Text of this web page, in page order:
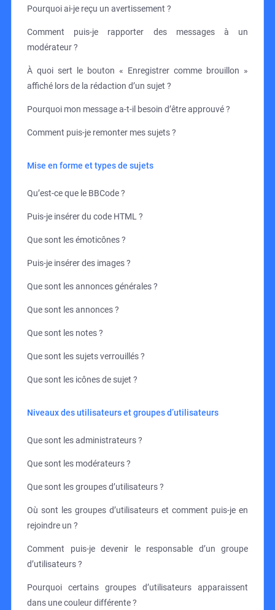
Pourquoi ai-je reçu un avertissement ?
Comment puis-je rapporter des messages à un
modérateur ?
À quoi sert le bouton « Enregistrer comme brouillon »
affiché lors de la rédaction d’un sujet ?
Pourquoi mon message a-t-il besoin d’être approuvé ?
Comment puis-je remonter mes sujets ?
Mise en forme et types de sujets
Qu’est-ce que le BBCode ?
Puis-je insérer du code HTML ?
Que sont les émoticônes ?
Puis-je insérer des images ?
Que sont les annonces générales ?
Que sont les annonces ?
Que sont les notes ?
Que sont les sujets verrouillés ?
Que sont les icônes de sujet ?
Niveaux des utilisateurs et groupes d’utilisateurs
Que sont les administrateurs ?
Que sont les modérateurs ?
Que sont les groupes d’utilisateurs ?
Où sont les groupes d’utilisateurs et comment puis-je en
rejoindre un ?
Comment puis-je devenir le responsable d’un groupe
d’utilisateurs ?
Pourquoi certains groupes d’utilisateurs apparaissent
dans une couleur différente ?